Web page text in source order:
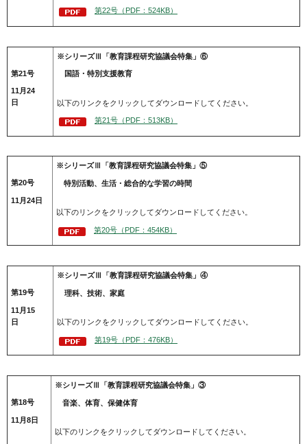
第22号（PDF：524KB）
第21号
11月24
日
※シリーズⅢ「教育課程研究協議会特集」⑥
国語・特別支援教育
以下のリンクをクリックしてダウンロードしてください。
第21号（PDF：513KB）
第20号
11月24日
※シリーズⅢ「教育課程研究協議会特集」⑤
特別活動、生活・総合的な学習の時間
以下のリンクをクリックしてダウンロードしてください。
第20号（PDF：454KB）
第19号
11月15
日
※シリーズⅢ「教育課程研究協議会特集」④
理科、技術、家庭
以下のリンクをクリックしてダウンロードしてください。
第19号（PDF：476KB）
第18号
11月8日
※シリーズⅢ「教育課程研究協議会特集」③
音楽、体育、保健体育
以下のリンクをクリックしてダウンロードしてください。